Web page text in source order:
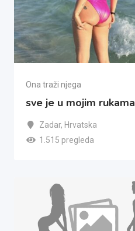
Ona traži njega
sve je u mojim rukama
Zadar, Hrvatska
1.515 pregleda